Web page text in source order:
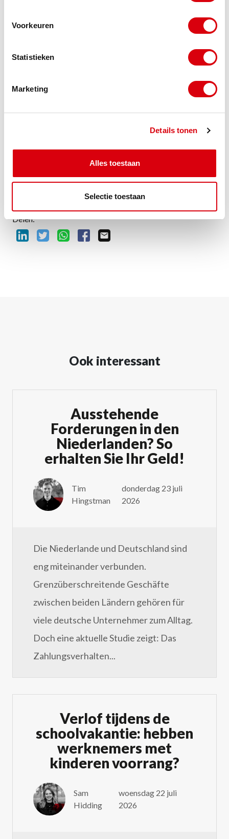
Voorkeuren
Statistieken
Marketing
Details tonen
Alles toestaan
Selectie toestaan
help je graag bij het
Ruben Wanschers
WANSCHERS@REIN.NL
Terug naar kennisbank
Delen:
Ook interessant
Ausstehende
Forderungen in den
Niederlanden? So
erhalten Sie Ihr Geld!
Tim
Hingstman
donderdag 23 juli
2026
Die Niederlande und Deutschland sind
eng miteinander verbunden.
Grenzüberschreitende Geschäfte
zwischen beiden Ländern gehören für
viele deutsche Unternehmer zum Alltag.
Doch eine aktuelle Studie zeigt: Das
Zahlungsverhalten...
Verlof tijdens de
schoolvakantie: hebben
werknemers met
kinderen voorrang?
Sam
Hidding
woensdag 22 juli
2026